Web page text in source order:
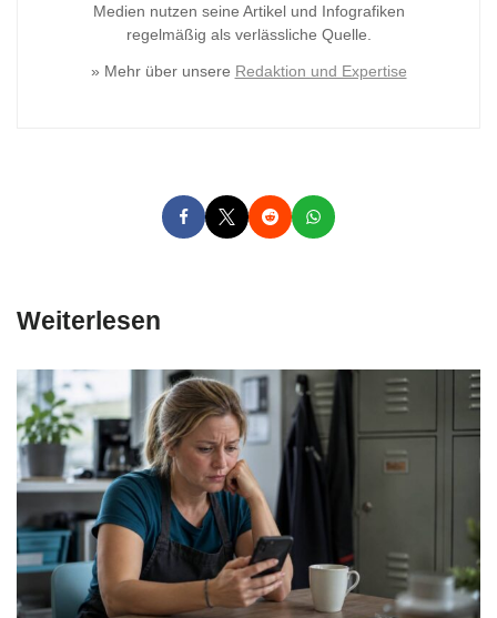
Medien nutzen seine Artikel und Infografiken
regelmäßig als verlässliche Quelle.
» Mehr über unsere Redaktion und Expertise
Weiterlesen